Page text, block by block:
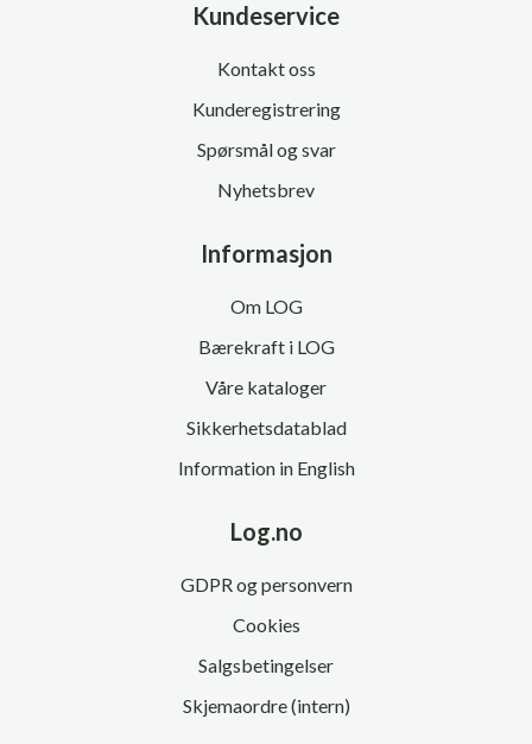
Kundeservice
Kontakt oss
Kunderegistrering
Spørsmål og svar
Nyhetsbrev
Informasjon
Om LOG
Bærekraft i LOG
Våre kataloger
Sikkerhetsdatablad
Information in English
Log.no
GDPR og personvern
Cookies
Salgsbetingelser
Skjemaordre (intern)